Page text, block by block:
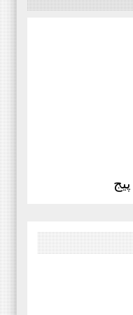
دور ہے۔
سے
تحریک فیصل
حافظ
جنرل
مصطفائی
‏صوبائی سرکلر نمبر 4 پنجاب